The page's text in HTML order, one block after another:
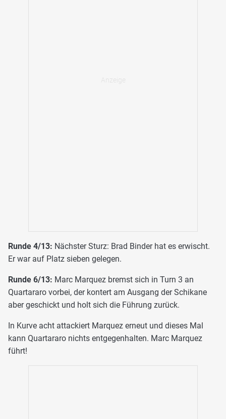
Runde 4/13: Nächster Sturz: Brad Binder hat es erwischt.
Er war auf Platz sieben gelegen.
Runde 6/13: Marc Marquez bremst sich in Turn 3 an
Quartararo vorbei, der kontert am Ausgang der Schikane
aber geschickt und holt sich die Führung zurück.
In Kurve acht attackiert Marquez erneut und dieses Mal
kann Quartararo nichts entgegenhalten. Marc Marquez
führt!